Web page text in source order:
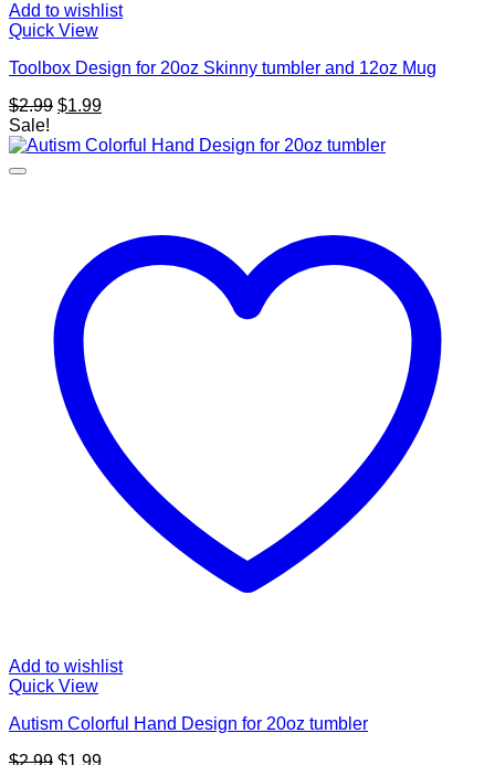
Add to wishlist
Quick View
Toolbox Design for 20oz Skinny tumbler and 12oz Mug
$2.99 Original
was:
$1.99Current
is:
Sale!
Add to wishlist
Quick View
Autism Colorful Hand Design for 20oz tumbler
OriginalCurrent